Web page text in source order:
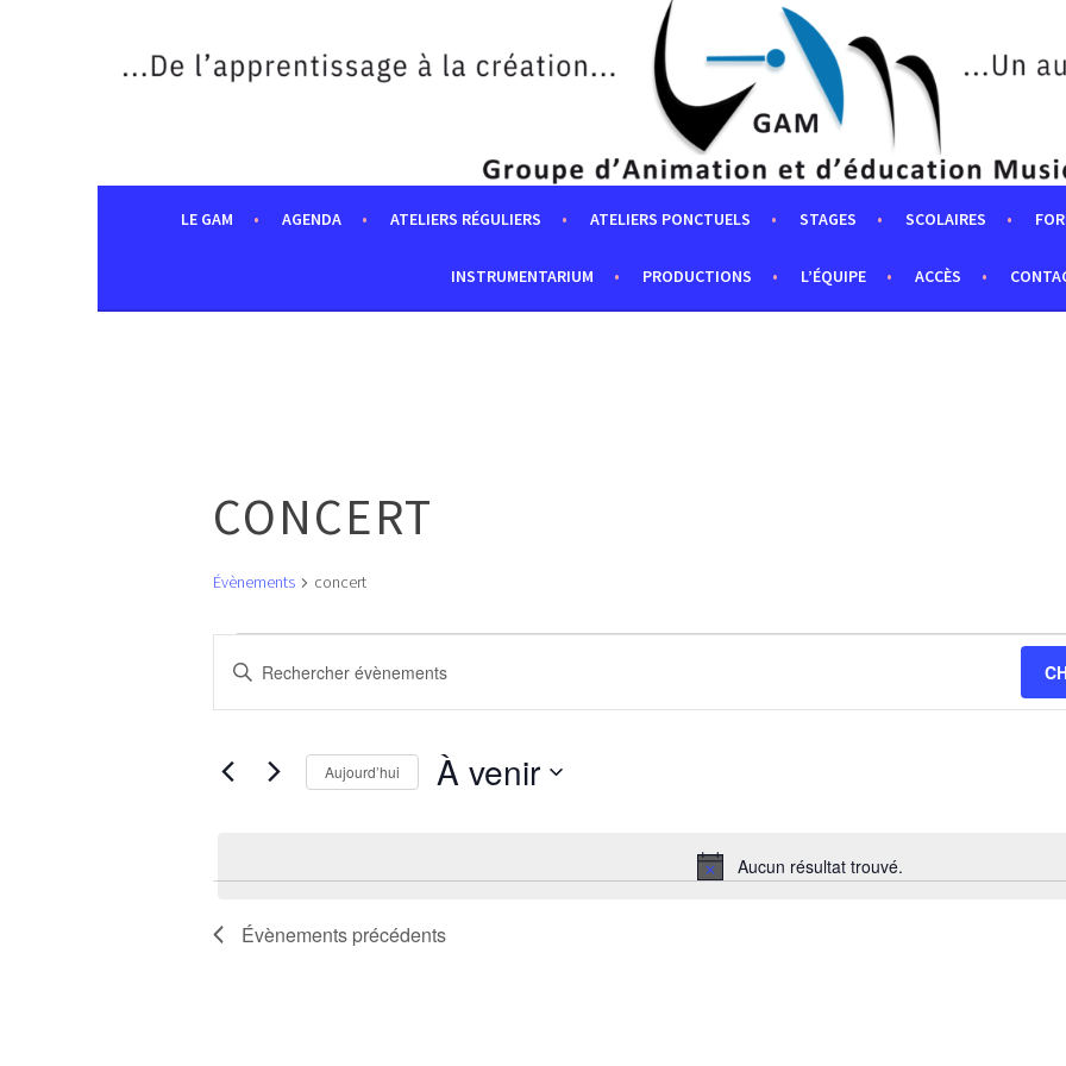
contenu
LE GAM AGENDA ATELIERS RÉGULIERS ATELIERS PONCTUELS STAGES SCOLAIRES
INSTRUMENTARIUM PRODUCTIONS L’ÉQUIPE ACCÈS
CONCERT
Évènements concert
ÉVÈNEMENTS
Notice
Aucun résultat trouvé.
RECHERCHE
ET
NAVIGATION
VUES
ÉVÈNEMENTS
Saisir
Évènements
Aujourd’hui À venir
Évènements précédents